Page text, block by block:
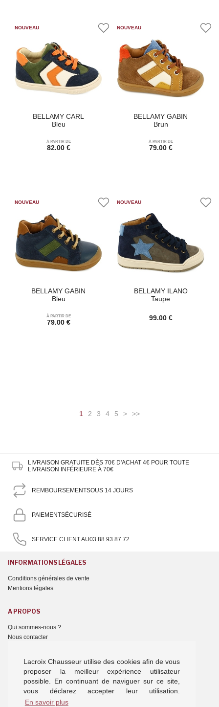
Lacroix Chausseur utilise des cookies afin de vous
proposer la meilleur expérience utilisateur
possible. En continuant de naviguer sur ce site,
vous déclarez accepter leur utilisation.
En savoir plus
BELLAMY CARL
Bleu
À PARTIR DE
82.00 €
BELLAMY GABIN
Brun
À PARTIR DE
79.00 €
BELLAMY GABIN
Bleu
À PARTIR DE
79.00 €
BELLAMY ILANO
Taupe
99.00 €
1 2 3 4 5 > >>
LIVRAISON GRATUITE DÈS 70€ D'ACHAT 4€ POUR TOUTE
LIVRAISON INFÉRIEURE À 70€
REMBOURSEMENTSOUS 14 JOURS
PAIEMENTSÉCURISÉ
SERVICE CLIENT AU03 88 93 87 72
INFORMATIONS LÉGALES
Conditions générales de vente
Mentions légales
A PROPOS
Qui sommes-nous ?
Nous contacter
NOTRE OFFRE
Chaussures femme
Chaussures homme